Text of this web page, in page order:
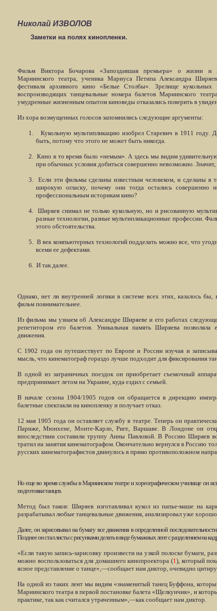
Николай ИЗВОЛОВ
Заметки на полях кинопленки.
Фильм Виктора Бочарова «Запоздавшая премьера» о жизни и
Мариинского театра, ученика Мариуса Петипа Александра
фестиваля архивного кино «Белые Столбы». Зрелище
воспроизводящих танцевальные номера балетов Мариинского
умудренные жизненным опытом киноведы отказались поверить в
Из хора возмущенных голосов запомнились следующие аргументы:
1.
Кукольную мультипликацию изобрел Старевич в 1911 году.
быть, потому что этого не может быть никогда.
2. Кино в то время было «немым». А здесь мы видим
при обычных условия добиться совершенно невозможно. Значит,
3.
Если эти фильмы сделаны известным человеком, и сделаны в
широкую огласку, почему они тогда остались совершенно
профессиональным историкам кино?
4.
Ширяев снимал не только кукольную, но и рисованную
разные технологии, разные мультипликационные профессии.
этого обстоятельства.
5. В век компьютерных технологий подделать можно все, что
всеми ее дефектами.
6. И так далее.
Однако, нет ли внутренней логики в системе всех этих, казалось
фильм повнимательнее.
Из фильма мы узнаем об Александре Ширяеве и его работах
репетитором его балетов. Уникальная память Ширяева позволяла
движения.
С 1902 года он путешествует по Европе и России изучая и
мысль, что кинематограф гораздо лучше подходит для фиксирования
В одной из заграничных поездок он приобретает съемочный
предпринимает летом на Украине, куда ездил с семьей.
В начале сезона 1904/1905 годов он обращается в дирекцию
балетные спектакли на кинопленку и получает отказ.
12 мая 1905 года он оставляет службу в театре. Теперь он
Париже, Мюнхене, Монте-Карло, Риге, Варшаве. В Лондоне он
впоследствии составили труппу Анны Павловой. В Россию Ширяев
тратил на занятия кинематографом. Окончательно вернулся в Россию
русских кинематографистов двинулось в прямо противоположном
Но еще во время службы в Мариинском театре и хореографическом училище он
подготовки танцев.
Метод был таков: Ширяев изготавливал кукол из папье-маше на
разрабатывал любые танцевальные движения, анализировал уже
Далее, он зарисовывал на бумагу все движения в определенной
Позднее он стал листы с рисунками делать в виде бумажных лент с разделением на
«Если такую запись-зарисовку произвести на узкой полоске бумаги,
можно воспользоваться для домашнего кинопроектора (1), который
ясное представление о танце»,—сообщает нам диктор, очевидно
На одной из таких лент мы видим «знаменитый танец Буффона,
Мариинского театра в первой постановке балета «Щелкунчик», и
практике, так как считался утраченным»,—как сообщает нам диктор.